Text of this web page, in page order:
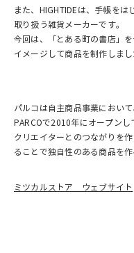
また、HIGHTIDEは、手帳を
取り扱う雑貨メーカーです。
今回は、「とある町の書店」
イメージして商品を制作しまし
パルコは自主商品事業におい
PARCOで2010年にオープン
クリエイターとのつながりを
ることで独自性のある商品を
ミツカルストア ウェブサイト